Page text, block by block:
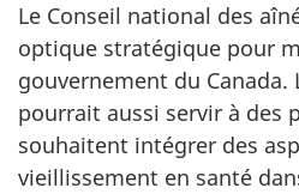
Le Conseil national des
optique stratégique pour
gouvernement du
pourrait aussi servir à des
souhaitent intégrer des
vieillissement en santé